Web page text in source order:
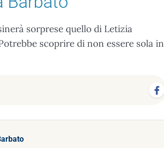
sorprese quello di Letizia
scoprire di non essere sola in